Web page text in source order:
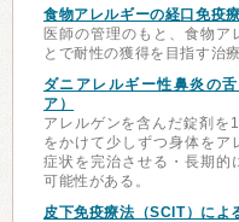
食物アレルギーの経口免疫
医師の管理のもと、食物ア
とで耐性の獲得を目指す治療
ダニアレルギー性鼻炎の
ア）
アレルゲンを含んだ錠剤を
をかけて少しずつ身体をア
症状を完治させる・長期的
可能性がある。
皮下免疫療法（SCIT）によ